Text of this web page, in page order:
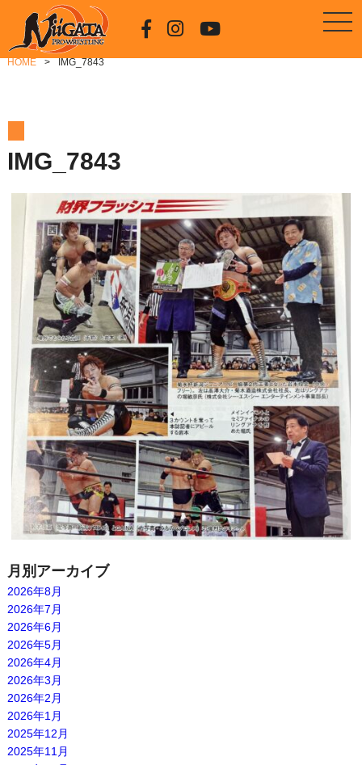
HOME IMG_7843
IMG_7843
月別アーカイブ
2026年8月
2026年7月
2026年6月
2026年5月
2026年4月
2026年3月
2026年2月
2026年1月
2025年12月
2025年11月